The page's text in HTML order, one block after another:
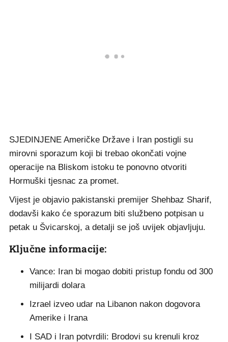
SJEDINJENE Američke Države i Iran postigli su
mirovni sporazum koji bi trebao okončati vojne
operacije na Bliskom istoku te ponovno otvoriti
Hormuški tjesnac za promet.
Vijest je objavio pakistanski premijer Shehbaz Sharif,
dodavši kako će sporazum biti službeno potpisan u
petak u Švicarskoj, a detalji se još uvijek objavljuju.
Ključne informacije:
Vance: Iran bi mogao dobiti pristup fondu od 300
milijardi dolara
Izrael izveo udar na Libanon nakon dogovora
Amerike i Irana
I SAD i Iran potvrdili: Brodovi su krenuli kroz